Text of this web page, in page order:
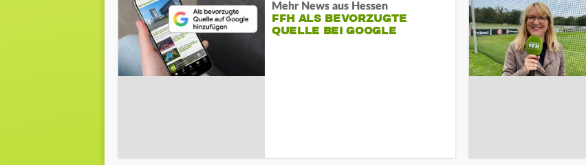
Mehr News aus Hessen
FFH ALS BEVORZUGTE
QUELLE BEI GOOGLE